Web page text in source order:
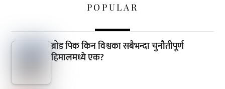
POPULAR
ब्रोड पिक किन विश्वका सबैभन्दा चुनौतीपूर्ण
हिमालमध्ये एक?